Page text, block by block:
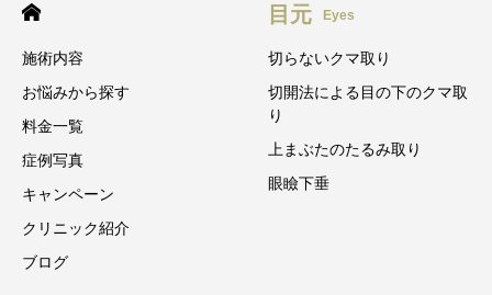
施術内容
お悩みから探す
料金一覧
症例写真
キャンペーン
クリニック紹介
ブログ
目元 Eyes
切らないクマ取り
切開法による目の下のクマ取
り
上まぶたのたるみ取り
眼瞼下垂